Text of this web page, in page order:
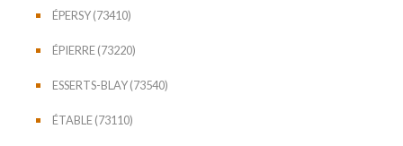
ÉPERSY (73410)
ÉPIERRE (73220)
ESSERTS-BLAY (73540)
ÉTABLE (73110)